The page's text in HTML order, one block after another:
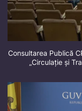
Consultarea Publică
„Circulație și